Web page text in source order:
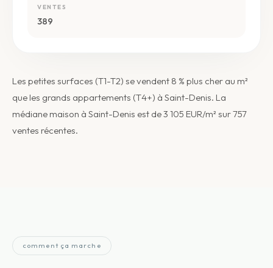
VENTES
389
Les petites surfaces (T1-T2) se vendent 8 % plus cher au m²
que les grands appartements (T4+) à Saint-Denis. La
médiane maison à Saint-Denis est de 3 105 EUR/m² sur 757
ventes récentes.
comment ça marche